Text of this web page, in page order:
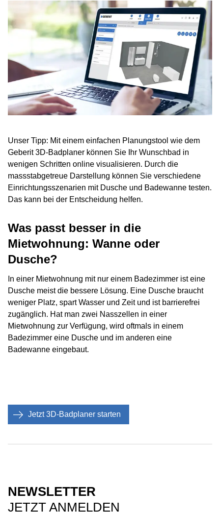
Unser Tipp: Mit einem einfachen Planungstool wie dem
Geberit 3D-Badplaner können Sie Ihr Wunschbad in
wenigen Schritten online visualisieren. Durch die
massstabgetreue Darstellung können Sie verschiedene
Einrichtungsszenarien mit Dusche und Badewanne testen.
Das kann bei der Entscheidung helfen.
Was passt besser in die
Mietwohnung: Wanne oder
Dusche?
In einer Mietwohnung mit nur einem Badezimmer ist eine
Dusche meist die bessere Lösung. Eine Dusche braucht
weniger Platz, spart Wasser und Zeit und ist barrierefrei
zugänglich. Hat man zwei Nasszellen in einer
Mietwohnung zur Verfügung, wird oftmals in einem
Badezimmer eine Dusche und im anderen eine
Badewanne eingebaut.
Jetzt 3D-Badplaner starten
NEWSLETTER
JETZT ANMELDEN